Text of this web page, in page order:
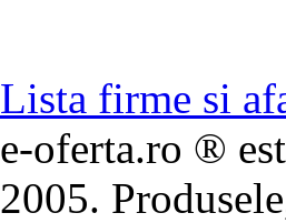
Lista firme si
e-oferta.ro ®
2005.